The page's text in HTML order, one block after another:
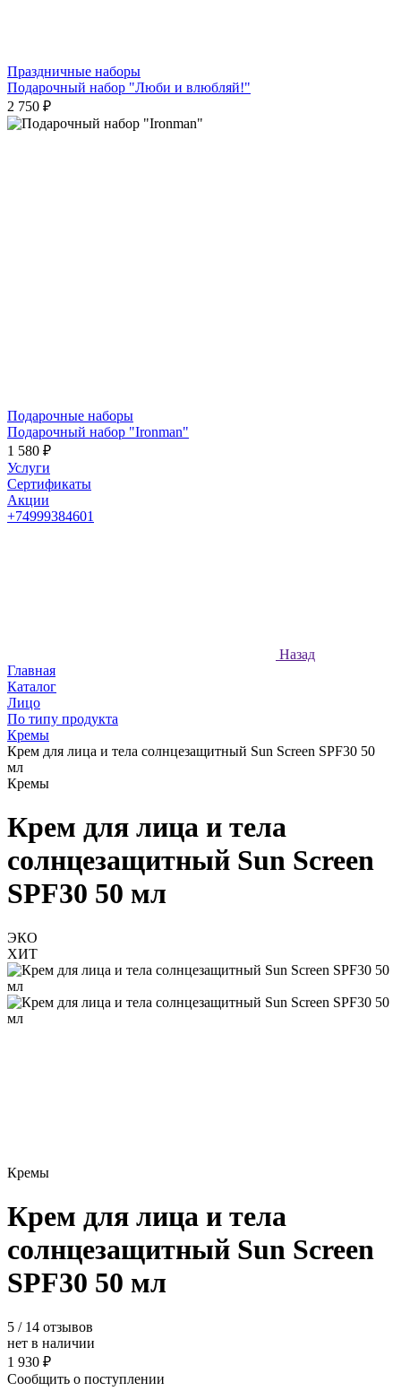
Праздничные наборы
Подарочный набор "Люби и влюбляй!"
2 750 ₽
Подарочные наборы
Подарочный набор "Ironman"
1 580 ₽
Услуги
Сертификаты
Акции
+74999384601
Назад
Главная
Каталог
Лицо
По типу продукта
Кремы
Крем для лица и тела солнцезащитный Sun Screen SPF30 50
мл
Кремы
Крем для лица и тела
солнцезащитный Sun Screen
SPF30 50 мл
ЭКО
ХИТ
Кремы
Крем для лица и тела
солнцезащитный Sun Screen
SPF30 50 мл
5 / 14 отзывов
нет в наличии
1 930 ₽
Сообщить о поступлении